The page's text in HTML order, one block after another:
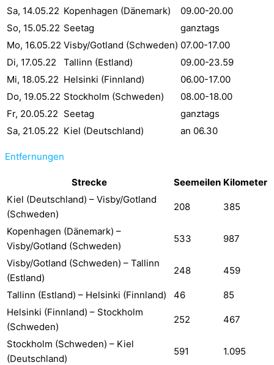
Sa, 14.05.22 Kopenhagen (Dänemark)
09.00-20.00
So, 15.05.22 Seetag
ganztags
Mo, 16.05.22 Visby/Gotland (Schweden) 07.00-17.00
Di, 17.05.22
Tallinn (Estland)
09.00-23.59
Mi, 18.05.22 Helsinki (Finnland)
06.00-17.00
Do, 19.05.22 Stockholm (Schweden)
08.00-18.00
Fr, 20.05.22 Seetag
ganztags
Sa, 21.05.22 Kiel (Deutschland) an 06.30
Entfernungen
Strecke Seemeilen Kilometer
Kiel (Deutschland) – Visby/Gotland
(Schweden)
208 385
Kopenhagen (Dänemark) –
Visby/Gotland (Schweden)
533 987
Visby/Gotland (Schweden) – Tallinn
(Estland)
248 459
Tallinn (Estland) – Helsinki (Finnland) 46
85
Helsinki (Finnland) – Stockholm
(Schweden)
252 467
Stockholm (Schweden) – Kiel
(Deutschland)
591 1.095